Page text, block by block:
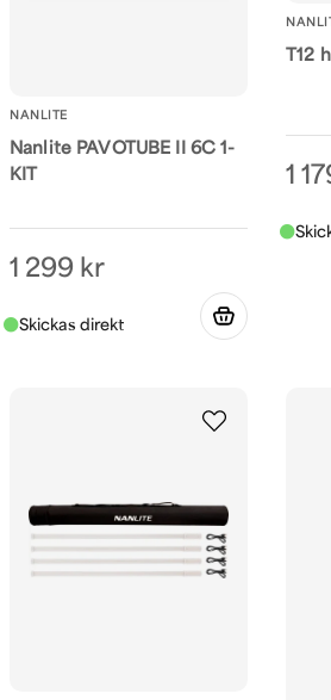
NANLITE
Nanlite PAVOTUBE II 6C 1-
KIT
1 299 kr
T12
1
Skicka fråga